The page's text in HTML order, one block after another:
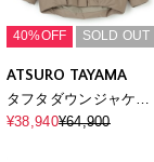
40%OFF SOLD OUT
ATSURO TAYAMA
タフタダウンジャケッ
ト
¥38,940¥64,900